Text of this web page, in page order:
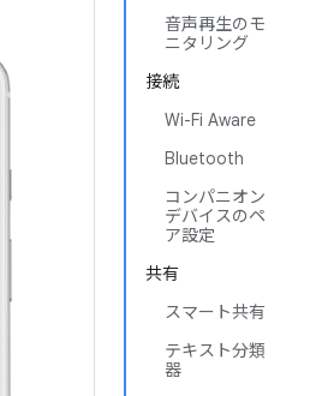
音声再生のモ
ニタリング
接続
Wi-Fi Aware
Bluetooth
コンパニオン
デバイスのペ
ア設定
共有
スマート共有
テキスト分類
器